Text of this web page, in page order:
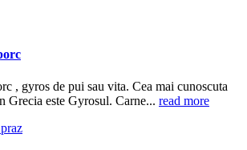
, gyros de pui sau vita. Cea mai cunoscuta
Grecia este Gyrosul. Carne... read more